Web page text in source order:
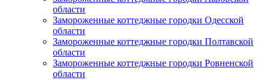
области
Замороженные коттеджные городки Одесской
области
Замороженные коттеджные городки Полтавской
области
Замороженные коттеджные городки Ровненской
области